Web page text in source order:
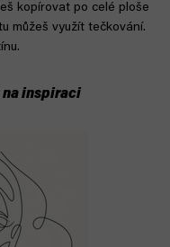
kopírovat po celé ploše
můžeš využít tečkování.
na inspiraci